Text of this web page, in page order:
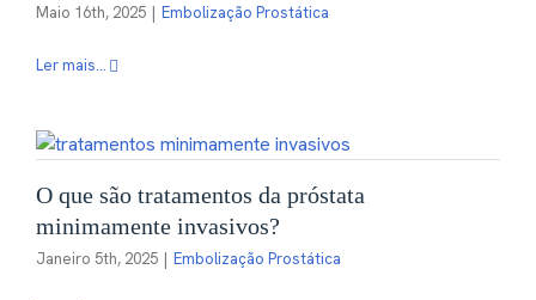
Maio 16th, 2025 | Embolização Prostática
Ler mais...
O que são tratamentos da próstata
minimamente invasivos?
Janeiro 5th, 2025 | Embolização Prostática